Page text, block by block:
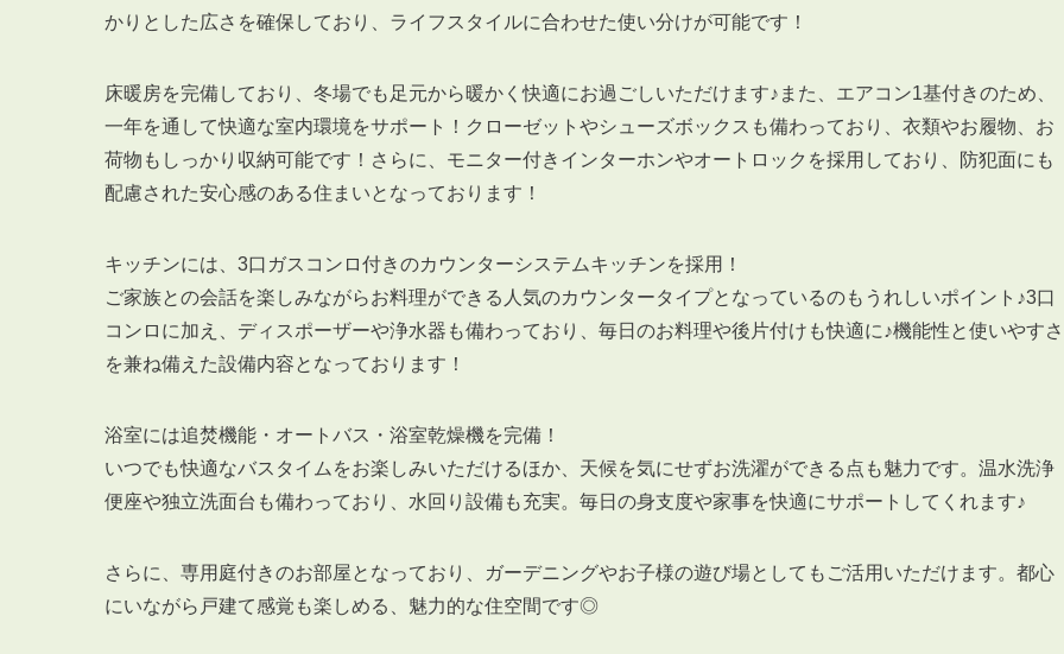
かりとした広さを確保しており、ライフスタイルに合わせた使い分けが可能です！
床暖房を完備しており、冬場でも足元から暖かく快適にお過ごしいただけます♪また、エアコン1基付きのため、
一年を通して快適な室内環境をサポート！クローゼットやシューズボックスも備わっており、衣類やお履物、お
荷物もしっかり収納可能です！さらに、モニター付きインターホンやオートロックを採用しており、防犯面にも
配慮された安心感のある住まいとなっております！
キッチンには、3口ガスコンロ付きのカウンターシステムキッチンを採用！
ご家族との会話を楽しみながらお料理ができる人気のカウンタータイプとなっているのもうれしいポイント♪3口
コンロに加え、ディスポーザーや浄水器も備わっており、毎日のお料理や後片付けも快適に♪機能性と使いやすさ
を兼ね備えた設備内容となっております！
浴室には追焚機能・オートバス・浴室乾燥機を完備！
いつでも快適なバスタイムをお楽しみいただけるほか、天候を気にせずお洗濯ができる点も魅力です。温水洗浄
便座や独立洗面台も備わっており、水回り設備も充実。毎日の身支度や家事を快適にサポートしてくれます♪
さらに、専用庭付きのお部屋となっており、ガーデニングやお子様の遊び場としてもご活用いただけます。都心
にいながら戸建て感覚も楽しめる、魅力的な住空間です◎